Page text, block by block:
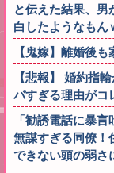
と伝えた結果、
白したようなもん
【鬼嫁】離婚後
【悲報】 婚約指
バすぎる理由がコ
「勧誘電話に暴
無謀すぎる同僚！
できない頭の弱さ